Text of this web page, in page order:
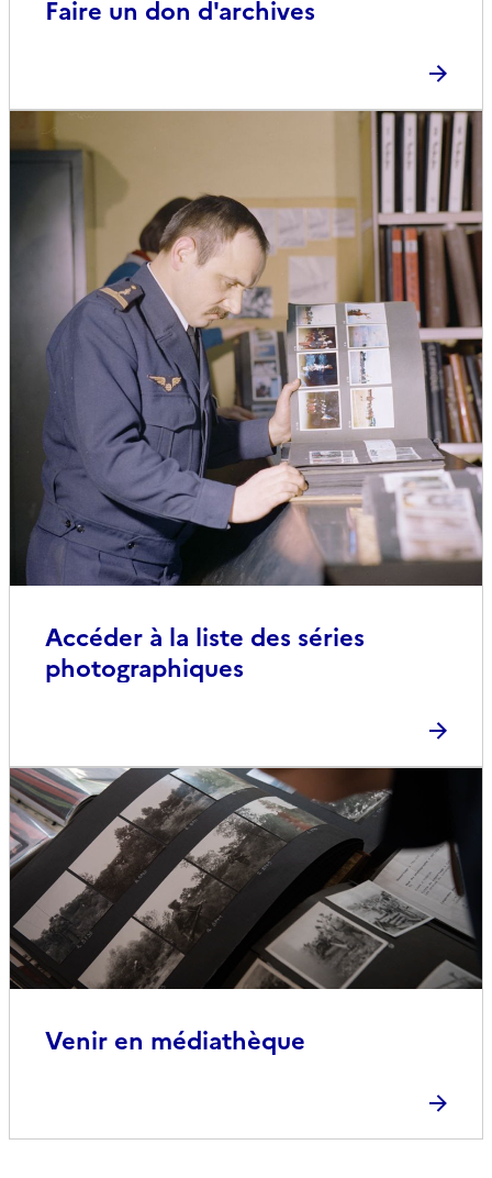
Faire un don d'archives
Accéder à la liste des séries
photographiques
Venir en médiathèque